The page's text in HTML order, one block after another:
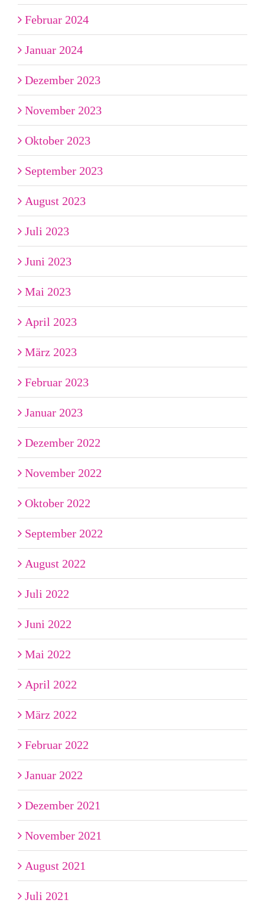
Februar 2024
Januar 2024
Dezember 2023
November 2023
Oktober 2023
September 2023
August 2023
Juli 2023
Juni 2023
Mai 2023
April 2023
März 2023
Februar 2023
Januar 2023
Dezember 2022
November 2022
Oktober 2022
September 2022
August 2022
Juli 2022
Juni 2022
Mai 2022
April 2022
März 2022
Februar 2022
Januar 2022
Dezember 2021
November 2021
August 2021
Juli 2021